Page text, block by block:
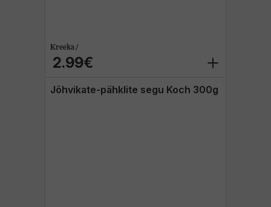
Kreeka /
2.99€
Jõhvikate-pähklite segu Koch 300g